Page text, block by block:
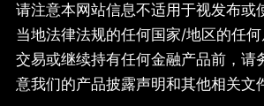
请注意本网站信息不适用于视发布或
当地法律法规的任何国家/地区的任
交易或继续持有任何金融产品前，请
意我们的产品披露声明和其他相关文